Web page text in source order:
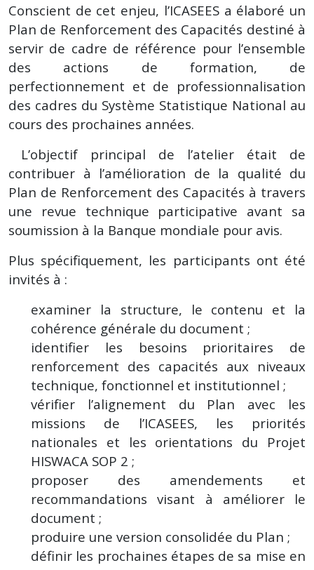
Conscient de cet enjeu, l’ICASEES a élaboré un
Plan de Renforcement des Capacités destiné à
servir de cadre de référence pour l’ensemble
des actions de formation, de
perfectionnement et de professionnalisation
des cadres du Système Statistique National au
cours des prochaines années.
L’objectif principal de l’atelier était de
contribuer à l’amélioration de la qualité du
Plan de Renforcement des Capacités à travers
une revue technique participative avant sa
soumission à la Banque mondiale pour avis.
Plus spécifiquement, les participants ont été
invités à :
examiner la structure, le contenu et la
cohérence générale du document ;
identifier les besoins prioritaires de
renforcement des capacités aux niveaux
technique, fonctionnel et institutionnel ;
vérifier l’alignement du Plan avec les
missions de l’ICASEES, les priorités
nationales et les orientations du Projet
HISWACA SOP 2 ;
proposer des amendements et
recommandations visant à améliorer le
document ;
produire une version consolidée du Plan ;
définir les prochaines étapes de sa mise en